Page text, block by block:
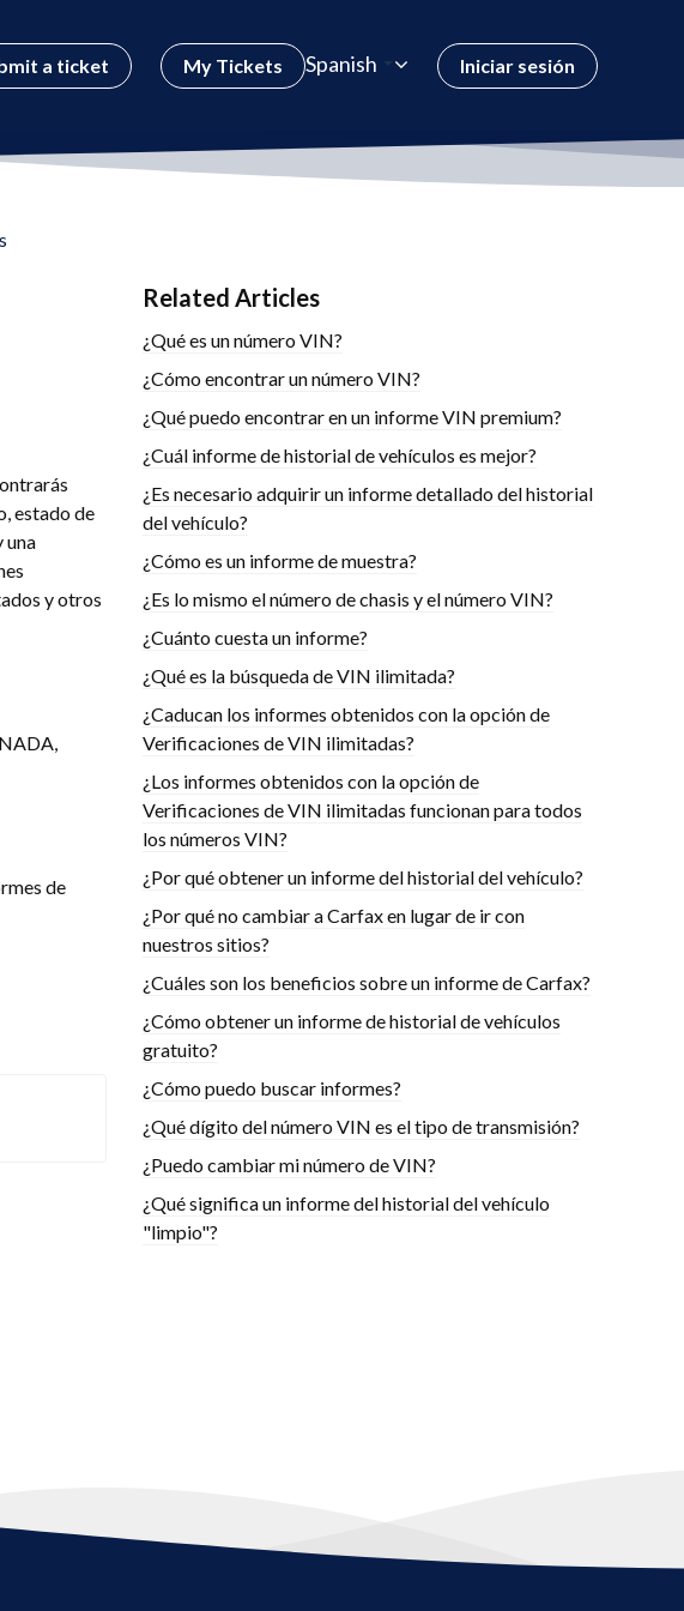
a ticket My Tickets Spanish Iniciar sesión
estado de
una
y otros
de
Related Articles
¿Qué es un número VIN?
¿Cómo encontrar un número VIN?
¿Qué puedo encontrar en un informe VIN premium?
¿Cuál informe de historial de vehículos es mejor?
¿Es necesario adquirir un informe detallado del historial
del vehículo?
¿Cómo es un informe de muestra?
¿Es lo mismo el número de chasis y el número VIN?
¿Cuánto cuesta un informe?
¿Qué es la búsqueda de VIN ilimitada?
¿Caducan los informes obtenidos con la opción de
Verificaciones de VIN ilimitadas?
¿Los informes obtenidos con la opción de
Verificaciones de VIN ilimitadas funcionan para todos
los números VIN?
¿Por qué obtener un informe del historial del vehículo?
¿Por qué no cambiar a Carfax en lugar de ir con
nuestros sitios?
¿Cuáles son los beneficios sobre un informe de Carfax?
¿Cómo obtener un informe de historial de vehículos
gratuito?
¿Cómo puedo buscar informes?
¿Qué dígito del número VIN es el tipo de transmisión?
¿Puedo cambiar mi número de VIN?
¿Qué significa un informe del historial del vehículo
"limpio"?